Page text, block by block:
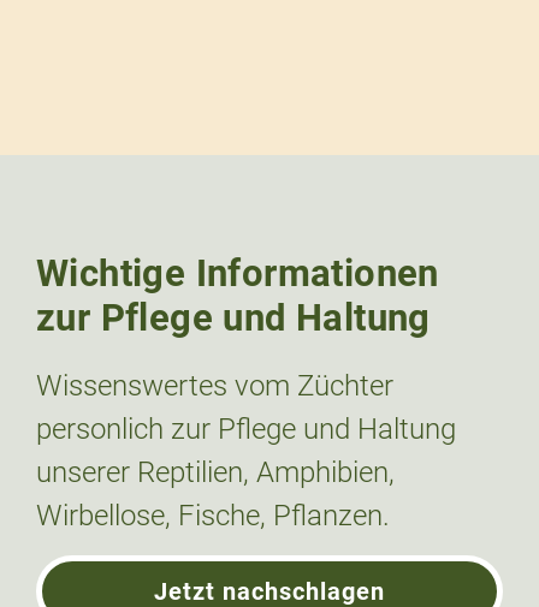
Wichtige Informationen
zur Pflege und Haltung
Wissenswertes vom Züchter
personlich zur Pflege und Haltung
unserer Reptilien, Amphibien,
Wirbellose, Fische, Pflanzen.
Jetzt nachschlagen